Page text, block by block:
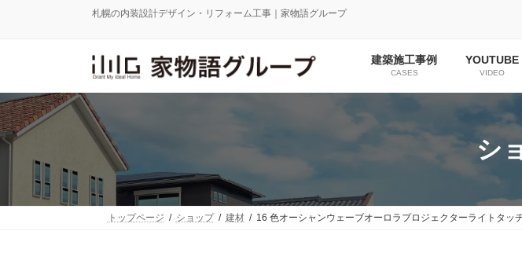
ス
キ
ッ
ン
に
移
札幌の内装設計デザイン・リフォーム工事｜家物語グループ
建築施工事例
CASES
YOUTUBE
VIDEO
シ
トップページ ショップ 建材 16 色オーシャンウェーブオーロラプロジェクターライトタ